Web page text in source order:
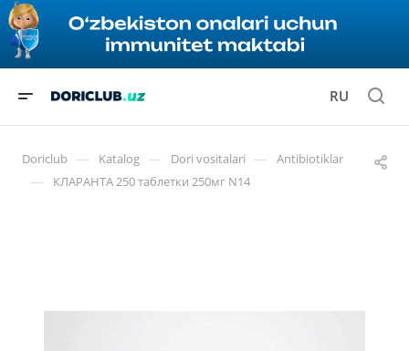
RU
Doriclub — Katalog — Dori vositalari — Antibiotiklar
— КЛАРАНТА 250 таблетки 250мг N14